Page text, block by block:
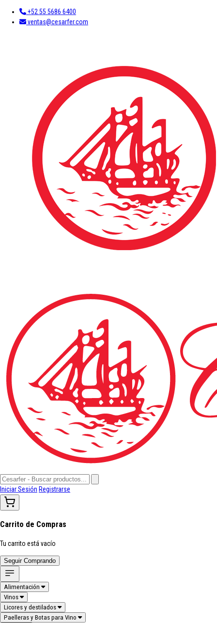
+52 55 5686 6400
ventas@cesarfer.com
Iniciar Sesión Registrarse
Carrito de Compras
Tu carrito está vacío
Seguir Comprando
Alimentación
Vinos
Licores y destilados
Paelleras y Botas para Vino